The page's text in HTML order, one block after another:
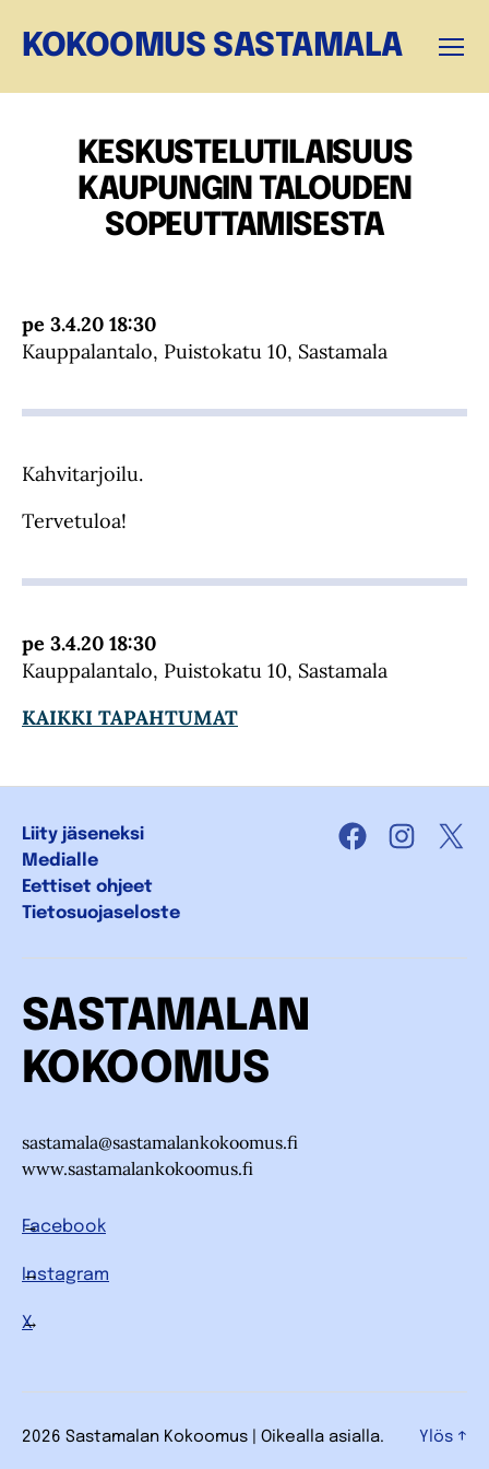
KOKOOMUS SASTAMALA
KESKUSTELUTILAISUUS
KAUPUNGIN TALOUDEN
SOPEUTTAMISESTA
pe 3.4.20 18:30
Kauppalantalo, Puistokatu 10, Sastamala
Kahvitarjoilu.
Tervetuloa!
pe 3.4.20 18:30
Kauppalantalo, Puistokatu 10, Sastamala
KAIKKI TAPAHTUMAT
Liity jäseneksi
Medialle
Eettiset ohjeet
Tietosuojaseloste
Facebook X
SASTAMALAN
KOKOOMUS
sastamala@sastamalankokoomus.fi
www.sastamalankokoomus.fi
Facebook
Instagram
X
2026 Sastamalan Kokoomus | Oikealla asialla. Ylös ↑